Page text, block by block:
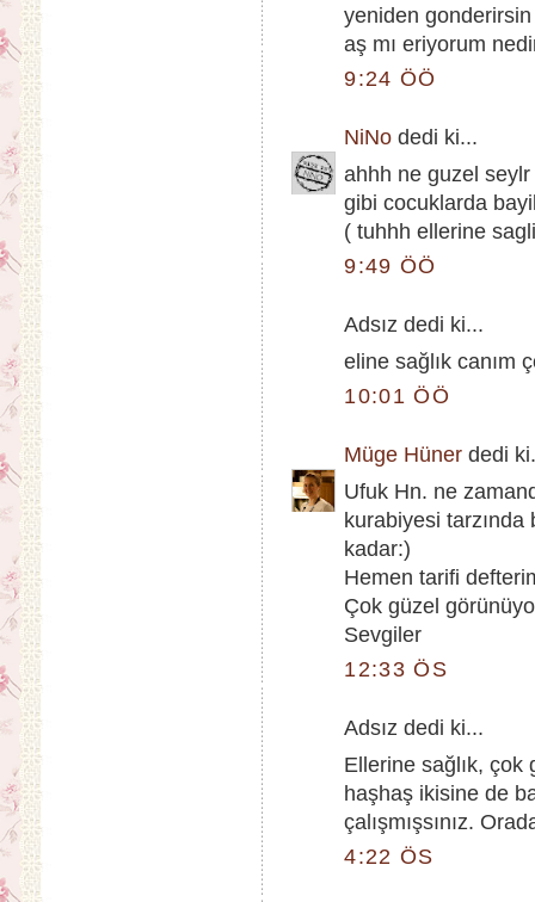
yeniden
aş mı eriyorum
9:24 ÖÖ
NiNo dedi ki...
ahhh ne guzel
gibi cocuklarda
( tuhhh ellerine
9:49 ÖÖ
Adsız dedi ki...
eline sağlık canım
10:01 ÖÖ
Müge Hüner dedi
Ufuk Hn. ne
kurabiyesi tarzında
kadar:)
Hemen tarifi
Çok güzel
Sevgiler
12:33 ÖS
Adsız dedi ki...
Ellerine sağlık,
haşhaş ikisine de
çalışmışsınız.
4:22 ÖS